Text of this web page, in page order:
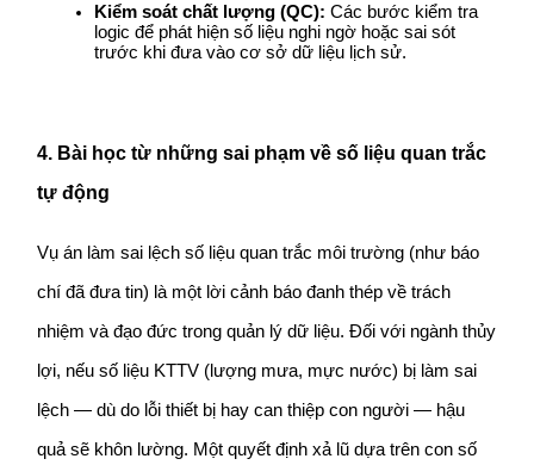
Kiểm soát chất lượng (QC): Các bước kiểm tra
logic để phát hiện số liệu nghi ngờ hoặc sai sót
trước khi đưa vào cơ sở dữ liệu lịch sử.
4. Bài học từ những sai phạm về số liệu quan trắc
tự động
Vụ án làm sai lệch số liệu quan trắc môi trường (như báo
chí đã đưa tin) là một lời cảnh báo đanh thép về trách
nhiệm và đạo đức trong quản lý dữ liệu. Đối với ngành thủy
lợi, nếu số liệu KTTV (lượng mưa, mực nước) bị làm sai
lệch — dù do lỗi thiết bị hay can thiệp con người — hậu
quả sẽ khôn lường. Một quyết định xả lũ dựa trên con số